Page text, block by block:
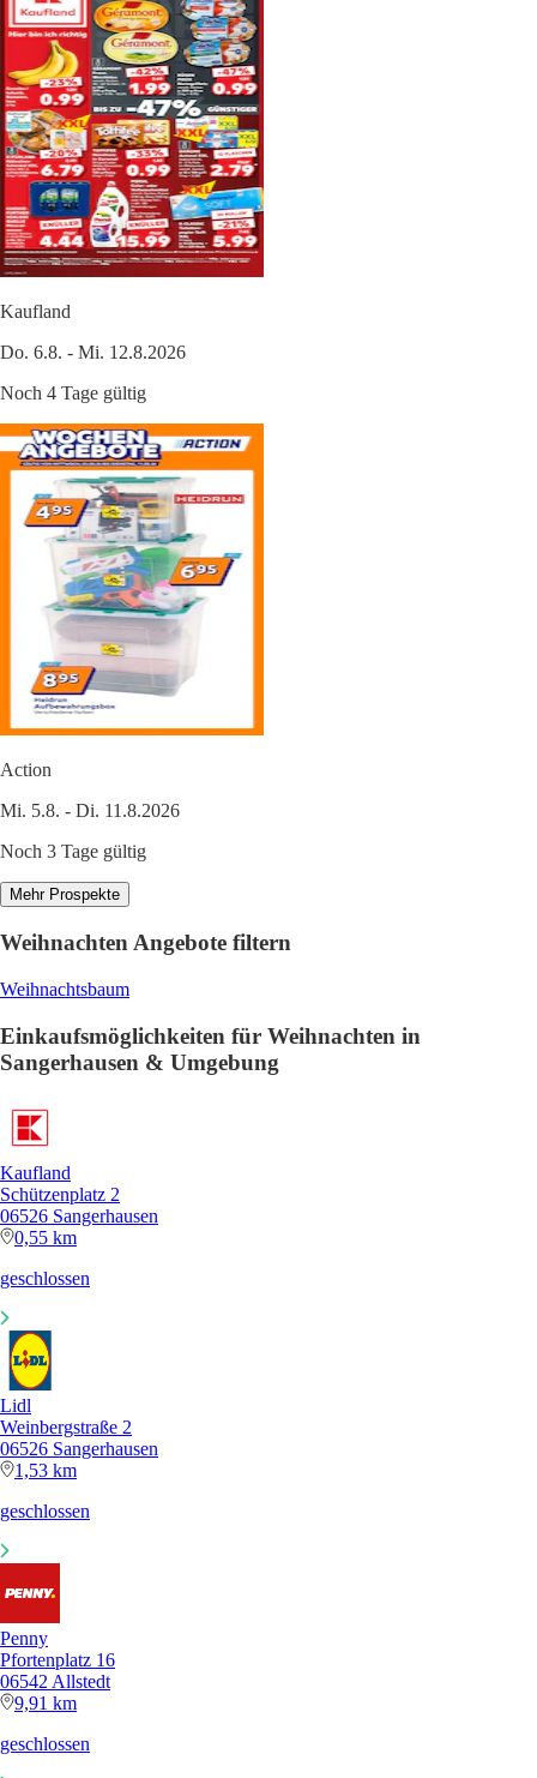
Kaufland
Do. 6.8. - Mi. 12.8.2026
Noch 4 Tage gültig
Action
Mi. 5.8. - Di. 11.8.2026
Noch 3 Tage gültig
Mehr Prospekte
Weihnachten Angebote filtern
Weihnachtsbaum
Einkaufsmöglichkeiten für Weihnachten in
Sangerhausen & Umgebung
Kaufland
Schützenplatz 2
06526 Sangerhausen
0,55 km
geschlossen
Lidl
Weinbergstraße 2
06526 Sangerhausen
1,53 km
geschlossen
Penny
Pfortenplatz 16
06542 Allstedt
9,91 km
geschlossen